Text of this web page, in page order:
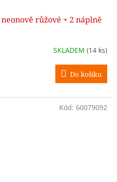
růžové + 2 náplně
SKLADEM (14 ks)
Do košíku
Kód: 60079092